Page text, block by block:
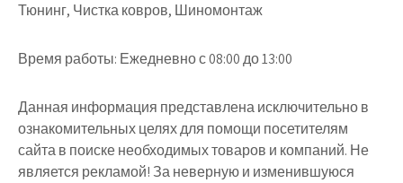
Тюнинг, Чистка ковров, Шиномонтаж
Время работы: Ежедневно с 08:00 до 13:00
Данная информация представлена исключительно в
ознакомительных целях для помощи посетителям
сайта в поиске необходимых товаров и компаний. Не
является рекламой! За неверную и изменившуюся